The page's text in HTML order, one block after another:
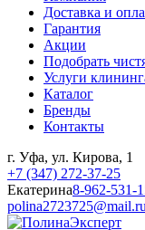
Доставка и
Гарантия
Акции
Подобрать
Услуги
Каталог
Бренды
Контакты
г. Уфа, ул. Кирова, 1
+7 (347) 272-37-25
Екатерина8-962-531-
polina2723725@mail.ru